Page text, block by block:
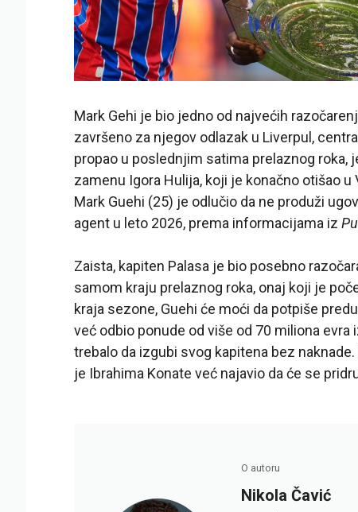
Mark Gehi je bio jedno od najvećih
završeno za njegov odlazak u Liverpul,
propao u poslednjim satima prelaznog roka,
zamenu Igora Hulija, koji je konačno otišao
Mark Guehi (25) je odlučio da ne produži
agent u leto 2026, prema informacijama iz
Zaista, kapiten Palasa je bio posebno
samom kraju prelaznog roka, onaj koji je
kraja sezone, Guehi će moći da potpiše
već odbio ponude od više od 70 miliona
trebalo da izgubi svog kapitena bez
je Ibrahima Konate već najavio da će se
O autoru
Nikola Čavić